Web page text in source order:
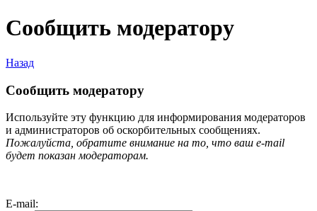
Сообщить модератору
Назад
Сообщить модератору
Используйте эту функцию для информирования модераторов
и администраторов об оскорбительных сообщениях.
Пожалуйста, обратите внимание на то, что ваш e-mail
будет показан модераторам.
E-mail: